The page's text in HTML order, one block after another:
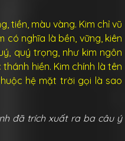
tiền, màu vàng. Kim chỉ vũ
có nghĩa là bền, vững, kiên
quý trọng, như kim ngôn
hiền. Kim chính là tên
hệ mặt trời gọi là sao
đã trích xuất ra ba câu ý